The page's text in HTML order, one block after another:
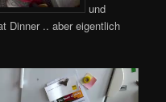
und
Dinner .. aber eigentlich